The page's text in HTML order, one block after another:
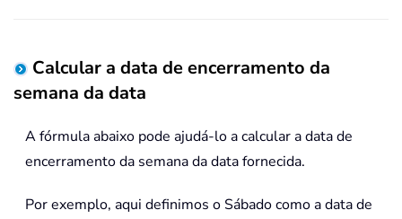
Calcular a data de encerramento da
semana da data
A fórmula abaixo pode ajudá-lo a calcular a data de
encerramento da semana da data fornecida.
Por exemplo, aqui definimos o Sábado como a data de